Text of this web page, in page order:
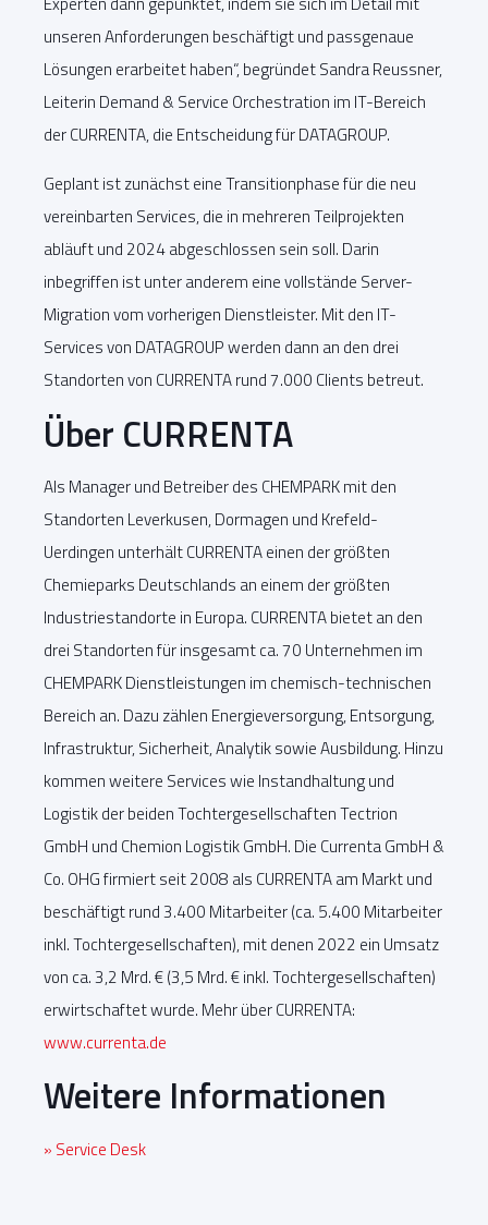
unseren Anforderungen beschäftigt und passgenaue
Lösungen erarbeitet haben“, begründet Sandra Reussner,
Leiterin Demand & Service Orchestration im IT-Bereich
der CURRENTA, die Entscheidung für DATAGROUP.
Geplant ist zunächst eine Transitionphase für die neu
vereinbarten Services, die in mehreren Teilprojekten
abläuft und 2024 abgeschlossen sein soll. Darin
inbegriffen ist unter anderem eine vollstände Server-
Migration vom vorherigen Dienstleister. Mit den IT-
Services von DATAGROUP werden dann an den drei
Standorten von CURRENTA rund 7.000 Clients betreut.
Über CURRENTA
Als Manager und Betreiber des CHEMPARK mit den
Standorten Leverkusen, Dormagen und Krefeld-
Uerdingen unterhält CURRENTA einen der größten
Chemieparks Deutschlands an einem der größten
Industriestandorte in Europa. CURRENTA bietet an den
drei Standorten für insgesamt ca. 70 Unternehmen im
CHEMPARK Dienstleistungen im chemisch-technischen
Bereich an. Dazu zählen Energieversorgung, Entsorgung,
Infrastruktur, Sicherheit, Analytik sowie Ausbildung. Hinzu
kommen weitere Services wie Instandhaltung und
Logistik der beiden Tochtergesellschaften Tectrion
GmbH und Chemion Logistik GmbH. Die Currenta GmbH &
Co. OHG firmiert seit 2008 als CURRENTA am Markt und
beschäftigt rund 3.400 Mitarbeiter (ca. 5.400 Mitarbeiter
inkl. Tochtergesellschaften), mit denen 2022 ein Umsatz
von ca. 3,2 Mrd. € (3,5 Mrd. € inkl. Tochtergesellschaften)
erwirtschaftet wurde. Mehr über CURRENTA:
www.currenta.de
Weitere Informationen
» Service Desk